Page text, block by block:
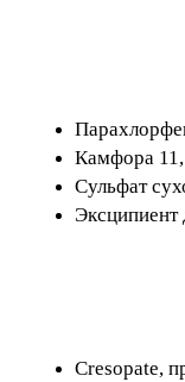
Камфора
Сульфат
Эксципиент
Cresopate,